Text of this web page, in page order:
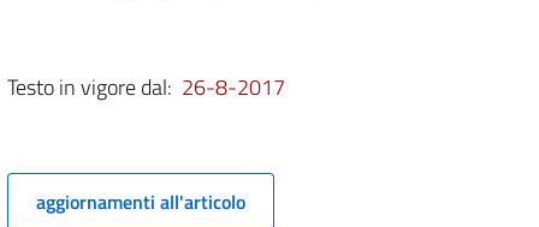
4 quinquies.3
4-sexies.1
4 septies
Testo in vigore dal: 26-8-2017
aggiornamenti all'articolo